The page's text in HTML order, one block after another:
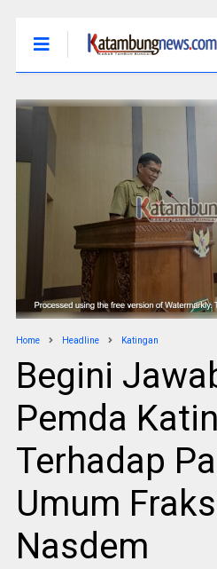
Home Headline Katingan
Begini
Pemda
Terhadap
Umum
Nasdem